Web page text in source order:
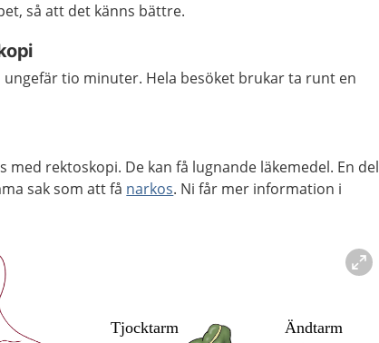
så att det känns bättre.
tio minuter. Hela besöket brukar ta runt en
med rektoskopi. De kan få lugnande läkemedel. En del
sak som att få narkos. Ni får mer information i